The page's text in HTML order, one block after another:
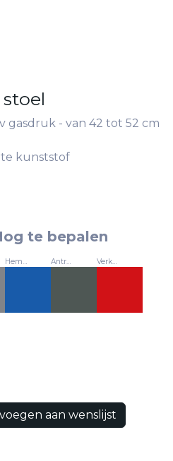
gasdruk - van 42 tot 52 cm
kunststof
te bepalen
Hemelsblauw - RAL 5015 Antraciet - RAL 7012 Verkeersrood - RAL 3020
aan wenslijst